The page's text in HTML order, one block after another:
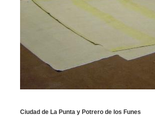
Ciudad de La Punta y Potrero de los Funes